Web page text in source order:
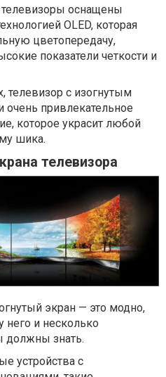
телевизоры оснащены
OLED, которая
цветопередачу,
показатели четкости и
телевизор с изогнутым
очень привлекательное
которое украсит любой
шика.
телевизора
экран — это модно,
него и несколько
должны знать.
устройства с